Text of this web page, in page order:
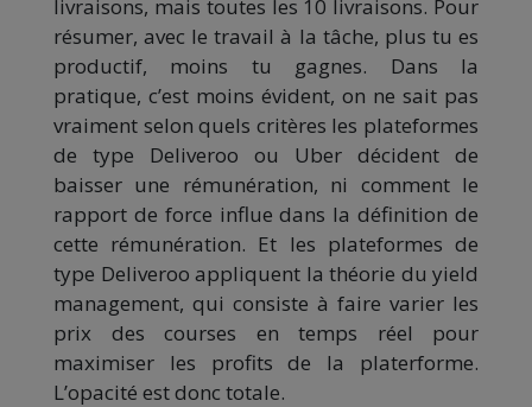
livraisons, mais toutes les 10 livraisons. Pour
résumer, avec le travail à la tâche, plus tu es
productif, moins tu gagnes. Dans la
pratique, c’est moins évident, on ne sait pas
vraiment selon quels critères les plateformes
de type Deliveroo ou Uber décident de
baisser une rémunération, ni comment le
rapport de force influe dans la définition de
cette rémunération. Et les plateformes de
type Deliveroo appliquent la théorie du yield
management, qui consiste à faire varier les
prix des courses en temps réel pour
maximiser les profits de la platerforme.
L’opacité est donc totale.